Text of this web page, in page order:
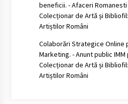
beneficii. - Afaceri Romanesti
Colecționar de Artă și
Artiștilor Români
Colaborări Strategice Online
Marketing. - Anunt public IMM
Colecționar de Artă și
Artiștilor Români